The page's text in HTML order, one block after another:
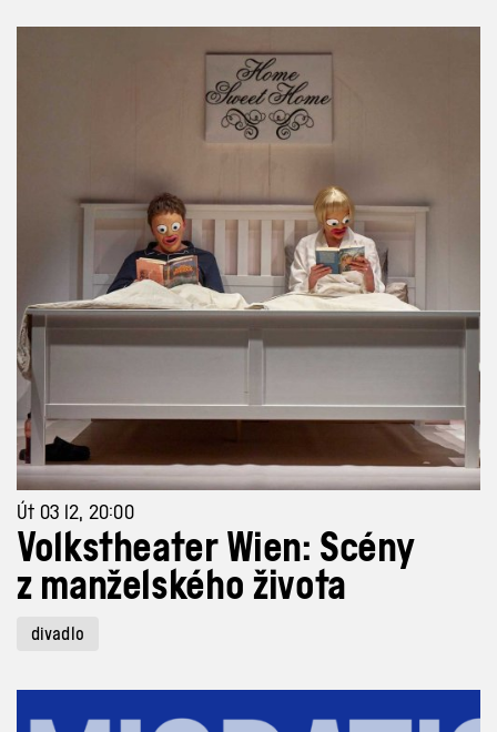
Út 03 12, 20:00
Volkstheater Wien: Scény
z manželského života
divadlo